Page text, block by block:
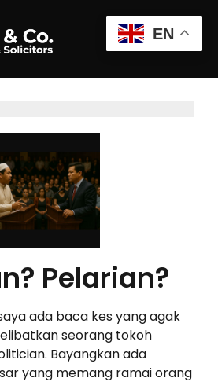
Pelarian?
ada baca kes yang agak
seorang tokoh
Bayangkan ada
yang memang ramai orang
EN